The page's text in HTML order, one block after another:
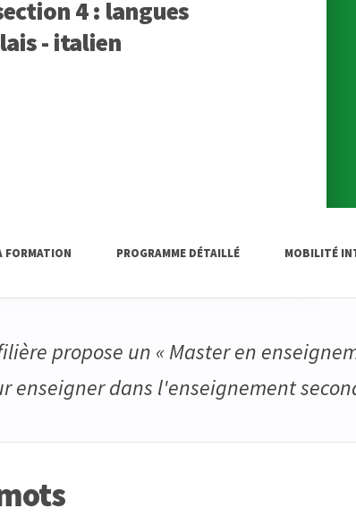
4 : langues
- italien
FORMATION PROGRAMME DÉTAILLÉ MOBILITÉ
propose un « Master en
enseigner dans l'enseignement